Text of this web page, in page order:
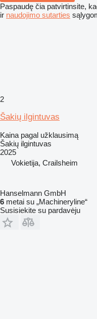
Paspaudę čia patvirtinsite,
ir naudojimo sutarties
2
Šakių ilgintuvas
Kaina pagal užklausimą
Šakių ilgintuvas
2025
Vokietija, Crailsheim
Hanselmann GmbH
6 metai su „Machineryline“
Susisiekite su pardavėju